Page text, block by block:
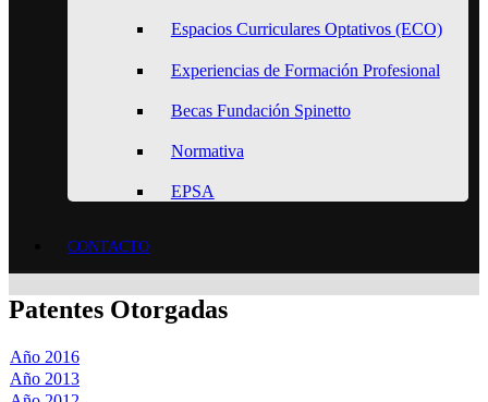
Espacios Curriculares Optativos (ECO)
Experiencias de Formación Profesional
Becas Fundación Spinetto
Normativa
EPSA
CONTACTO
Patentes Otorgadas
Año 2016
Año 2013